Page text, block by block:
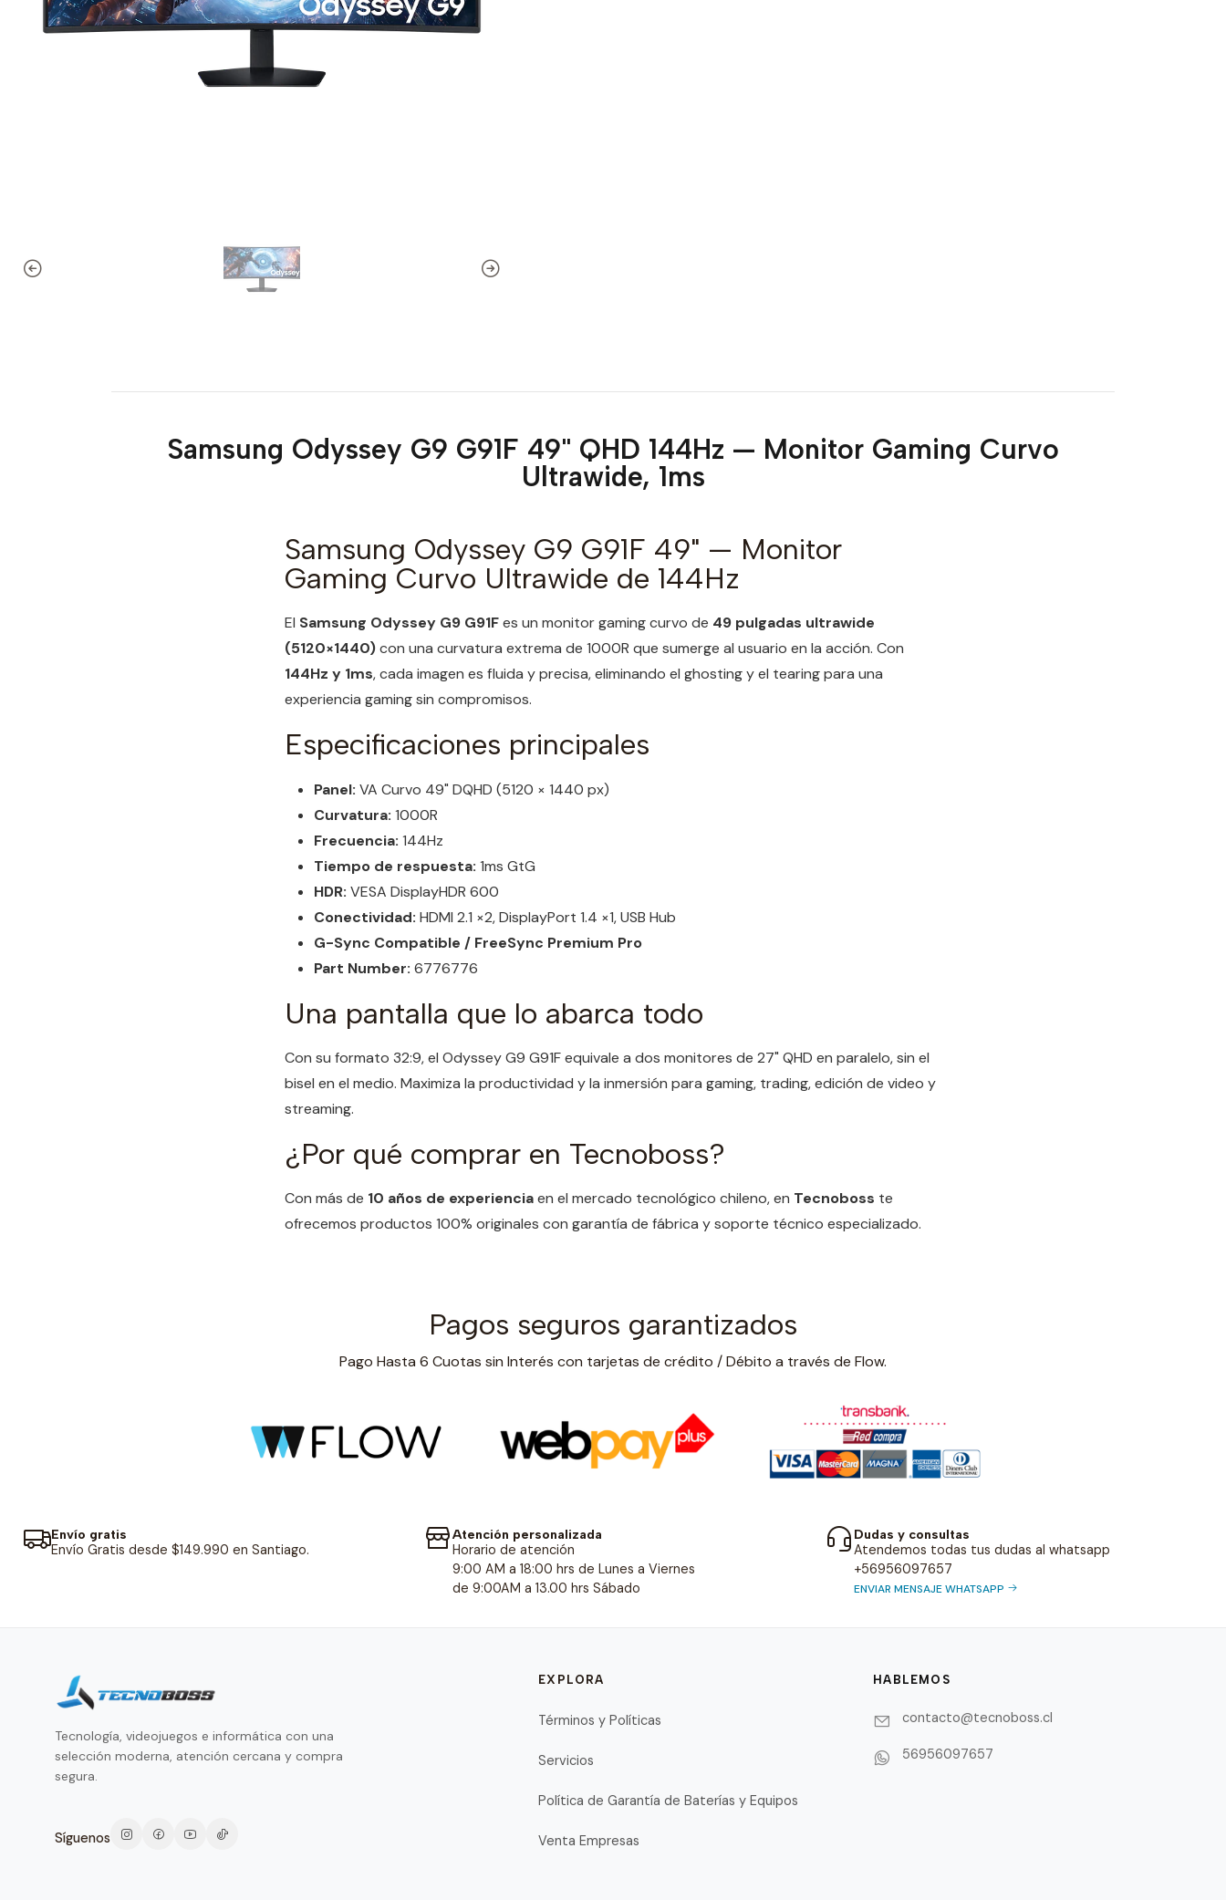
Samsung Odyssey G9 G91F 49" QHD 144Hz — Monitor Gaming Curvo
Ultrawide, 1ms
Samsung Odyssey G9 G91F 49" — Monitor
Gaming Curvo Ultrawide de 144Hz
El Samsung Odyssey G9 G91Fes un monitor gaming curvo de 49 pulgadas ultrawide
(5120×1440)con una curvatura extrema de 1000R que sumerge al usuario en la acción. Con
144Hz y 1ms, cada imagen es fluida y precisa, eliminando el ghosting y el tearing para una
experiencia gaming sin compromisos.
Especificaciones principales
Panel: VA Curvo 49" DQHD (5120 × 1440 px)
Curvatura: 1000R
Frecuencia: 144Hz
Tiempo de respuesta: 1ms GtG
HDR: VESA DisplayHDR 600
Conectividad: HDMI 2.1 ×2, DisplayPort 1.4 ×1, USB Hub
G-Sync Compatible / FreeSync Premium Pro
Part Number: 6776776
Una pantalla que lo abarca todo
Con su formato 32:9, el Odyssey G9 G91F equivale a dos monitores de 27" QHD en paralelo, sin el
bisel en el medio. Maximiza la productividad y la inmersión para gaming, trading, edición de video y
streaming.
¿Por qué comprar en Tecnoboss?
Con más de 10 años de experienciaen el mercado tecnológico chileno, en Tecnoboss te
ofrecemos productos 100% originales con garantía de fábrica y soporte técnico especializado.
Pagos seguros garantizados
Pago Hasta 6 Cuotas sin Interés con tarjetas de crédito / Débito a través de Flow.
Envío gratis
Envío Gratis desde $149.990 en Santiago.
Atención personalizada
Horario de atención
9:00 AM a 18:00 hrs de Lunes a Viernes
de 9:00AM a 13.00 hrs Sábado
Dudas y consultas
Atendemos todas tus dudas al whatsapp
+56956097657
ENVIAR MENSAJE WHATSAPP
Tecnología, videojuegos e informática con una
selección moderna, atención cercana y compra
segura.
Síguenos
EXPLORA
Términos y Políticas
Servicios
Política de Garantía de Baterías y Equipos
Venta Empresas
HABLEMOS
contacto@tecnoboss.cl
56956097657